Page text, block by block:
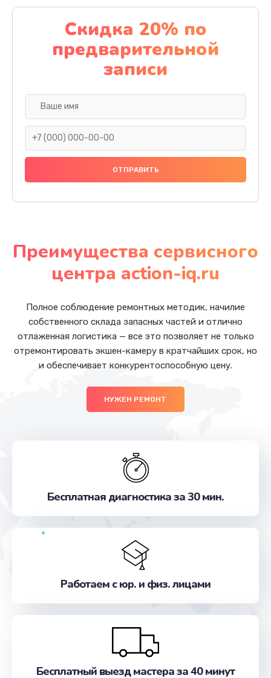
Скидка 20% по
предварительной
записи
Преимущества сервисного
центра action-iq.ru
Полное соблюдение ремонтных методик, начилие
собственного склада запасных частей и отлично
отлаженная логистика — все это позволяет не только
отремонтировать экшен-камеру в кратчайших срок, но
и обеспечивает конкурентоспособную цену.
НУЖЕН РЕМОНТ
Бесплатная диагностика за 30 мин.
Работаем с юр. и физ. лицами
Бесплатный выезд мастера за 40 минут